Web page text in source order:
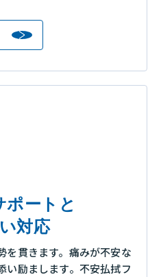
ポートと
対応
を貫きます。痛みが不安な
い励まします。不安払拭フ